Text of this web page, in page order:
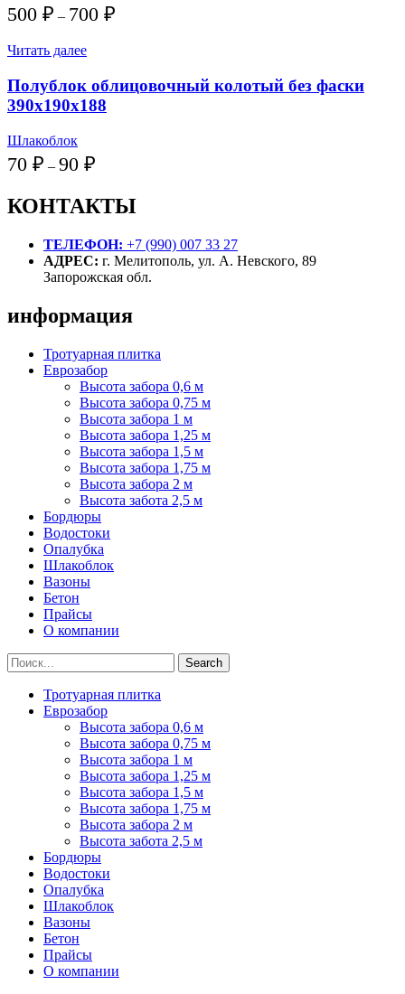
500 ₽ – 700 ₽
Читать далее
Полублок облицовочный колотый без фаски
390х190х188
Шлакоблок
70 ₽ – 90 ₽
–
КОНТАКТЫ
ТЕЛЕФОН: +7 (990) 007 33 27
АДРЕС: г. Мелитополь, ул. А. Невского, 89
Запорожская обл.
информация
Тротуарная плитка
Еврозабор
Высота забора 0,6 м
Высота забора 0,75 м
Высота забора 1 м
Высота забора 1,25 м
Высота забора 1,5 м
Высота забора 1,75 м
Высота забора 2 м
Высота забота 2,5 м
Бордюры
Водостоки
Опалубка
Шлакоблок
Вазоны
Бетон
Прайсы
О компании
Search
Тротуарная плитка
Еврозабор
Высота забора 0,6 м
Высота забора 0,75 м
Высота забора 1 м
Высота забора 1,25 м
Высота забора 1,5 м
Высота забора 1,75 м
Высота забора 2 м
Высота забота 2,5 м
Бордюры
Водостоки
Опалубка
Шлакоблок
Вазоны
Бетон
Прайсы
О компании